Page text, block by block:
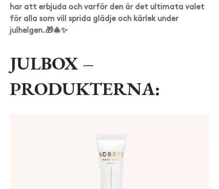
har att erbjuda och varför den är det ultimata valet
för alla som vill sprida glädje och kärlek under
julhelgen.🎁🎄✨
JULBOX –
PRODUKTERNA: